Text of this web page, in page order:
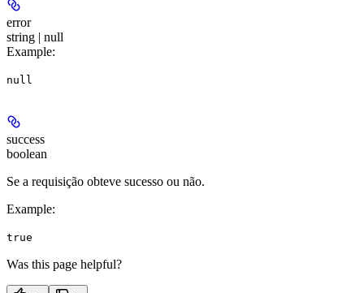
error
string | null
Example:
null
success
boolean
Se a requisição obteve sucesso ou não.
Example:
true
Was this page helpful?